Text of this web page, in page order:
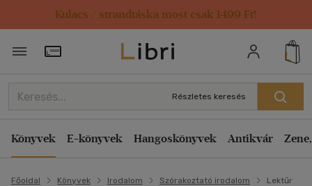
Kulacs / strandtáska most csak 1499 Ft!
Törzsvásárlói Kártya adatai
Részletes keresés
Könyvek E-könyvek Hangoskönyvek Antikvár
Főoldal Könyvek Irodalom Szórakoztató irodalom Lektűr